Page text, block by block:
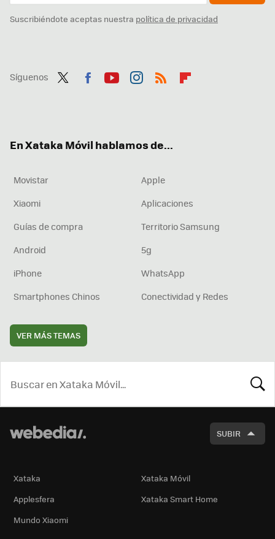
Suscribiéndote aceptas nuestra política de privacidad
Síguenos
En Xataka Móvil hablamos de...
Movistar
Apple
Xiaomi
Aplicaciones
Guías de compra
Territorio Samsung
Android
5g
iPhone
WhatsApp
Smartphones Chinos
Conectividad y Redes
VER MÁS TEMAS
SUBIR
Xataka
Xataka Móvil
Applesfera
Xataka Smart Home
Mundo Xiaomi